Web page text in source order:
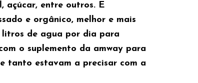
açúcar, entre outros. E
e orgânico, melhor e mais
litros de agua por dia para
o suplemento da amway para
tanto estavam a precisar com a